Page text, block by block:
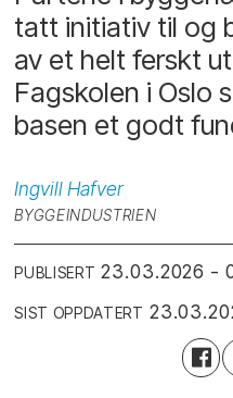
tatt initiativ til og
av et helt ferskt
Fagskolen i Oslo
basen et godt
Ingvill Hafver
BYGGEINDUSTRIEN
PUBLISERT 23.03.2026 -
SIST OPPDATERT